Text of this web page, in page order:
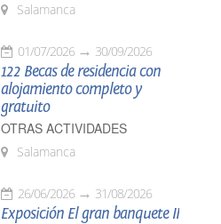
Salamanca
01/07/2026 30/09/2026
122 Becas de residencia con
alojamiento completo y
gratuito
OTRAS ACTIVIDADES
Salamanca
26/06/2026 31/08/2026
Exposición El gran banquete II